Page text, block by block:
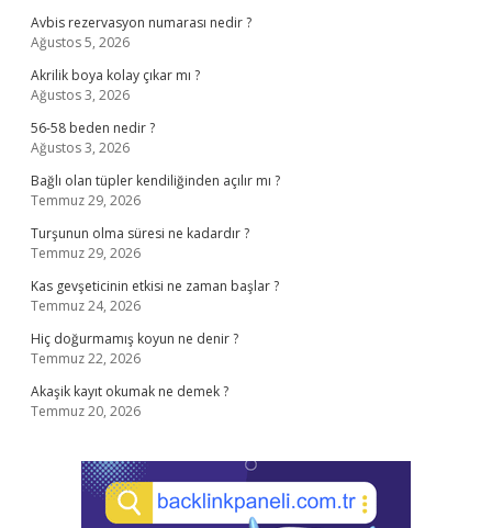
Avbis rezervasyon numarası nedir ?
Ağustos 5, 2026
Akrilik boya kolay çıkar mı ?
Ağustos 3, 2026
56-58 beden nedir ?
Ağustos 3, 2026
Bağlı olan tüpler kendiliğinden açılır mı ?
Temmuz 29, 2026
Turşunun olma süresi ne kadardır ?
Temmuz 29, 2026
Kas gevşeticinin etkisi ne zaman başlar ?
Temmuz 24, 2026
Hiç doğurmamış koyun ne denir ?
Temmuz 22, 2026
Akaşik kayıt okumak ne demek ?
Temmuz 20, 2026